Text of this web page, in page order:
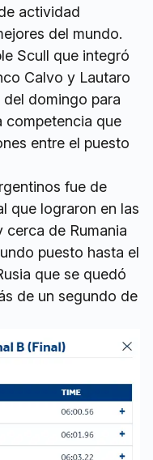
actividad
del mundo.
Scull que integró
Calvo y Lautaro
del domingo para
competencia que
entre el puesto
fue de
que lograron en las
cerca de Rumania
puesto hasta el
que se quedó
de un segundo de